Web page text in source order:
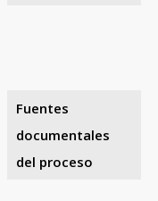
Fuentes
documentales
del proceso